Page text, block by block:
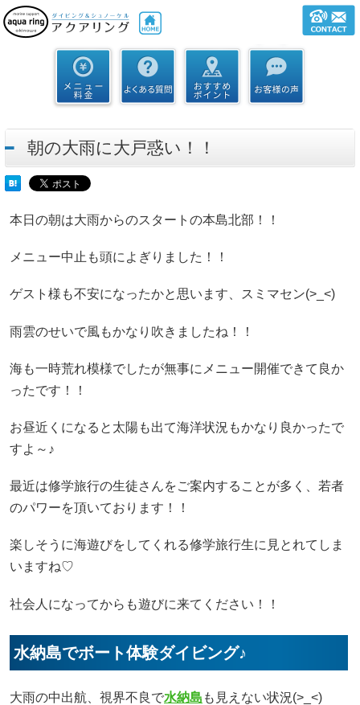
朝の大雨に大戸惑い！！
本日の朝は大雨からのスタートの本島北部！！
メニュー中止も頭によぎりました！！
ゲスト様も不安になったかと思います、スミマセン(>_<)
雨雲のせいで風もかなり吹きましたね！！
海も一時荒れ模様でしたが無事にメニュー開催できて良か
ったです！！
お昼近くになると太陽も出て海洋状況もかなり良かったで
すよ～♪
最近は修学旅行の生徒さんをご案内することが多く、若者
のパワーを頂いております！！
楽しそうに海遊びをしてくれる修学旅行生に見とれてしま
いますね♡
社会人になってからも遊びに来てください！！
水納島でボート体験ダイビング♪
大雨の中出航、視界不良で水納島 も見えない状況(>_<)